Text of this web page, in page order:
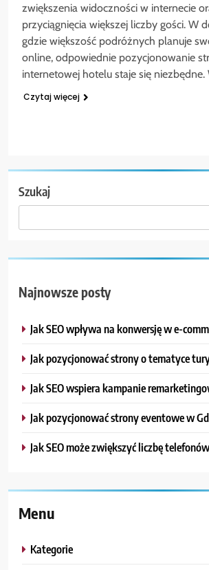
zwiększenia widoczności w internecie
przyciągnięcia większej liczby gości. W
gdzie większość podróżnych planuje
online, odpowiednie pozycjonowanie
internetowej hotelu staje się
Czytaj więcej
Szukaj
Najnowsze posty
Jak SEO wpływa na konwersję w e-
Jak pozycjonować strony o tematyce
Jak SEO wspiera kampanie
Jak pozycjonować strony eventowe w
Jak SEO może zwiększyć liczbę
Menu
Kategorie